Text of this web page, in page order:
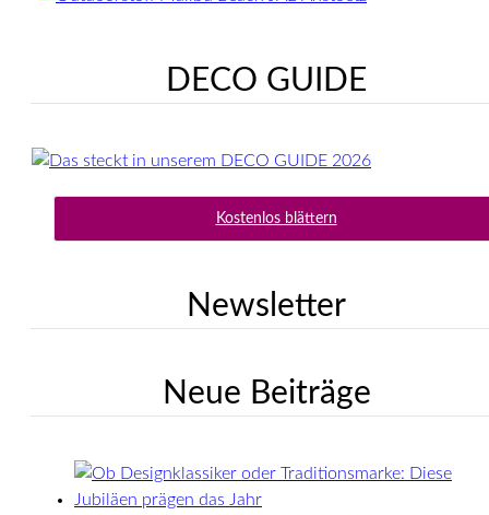
DECO GUIDE
Kostenlos blättern
Newsletter
Neue Beiträge